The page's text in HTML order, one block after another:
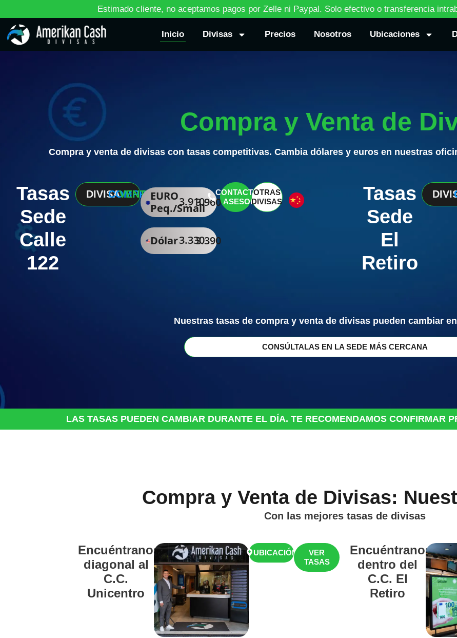
Estimado cliente, no aceptamos pagos por Zelle ni Paypal. Solo efectivo o transferencia intra
Inicio Divisas Precios Nosotros Ubicaciones
Compra y Venta de
Compra y venta de divisas con tasas competitivas. Cambia dólares y euros en nuestras
Tasas
Sede
Calle
122
DIVISACOMPRA
VENTAEURO
Peq./Small
3.9103.960
Dólar3.3303.390
CONTACTAR
ASESOR
OTRAS
DIVISAS
Tasas
Sede
El
Retiro
Nuestras tasas de compra y venta de divisas pueden cambiar
CONSÚLTALAS EN LA SEDE MÁS CERCANA
LAS TASAS PUEDEN CAMBIAR DURANTE EL DÍA. TE RECOMENDAMOS CONFIRMAR
Compra y Venta de Divisas:
Con las mejores tasas de divisas
Encuéntranos
diagonal al
C.C.
Unicentro
UBICACIÓN
VER
TASAS
Encuéntranos
dentro del
C.C. El
Retiro